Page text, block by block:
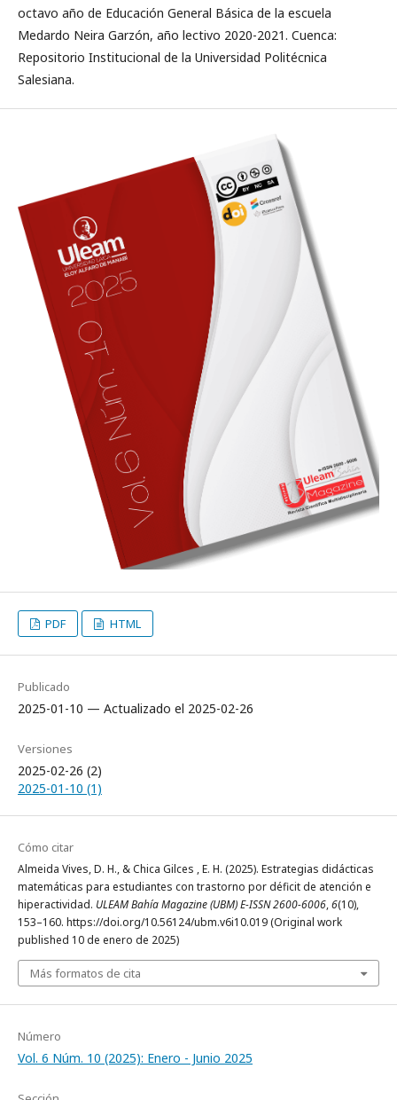
octavo año de Educación General Básica de la escuela
Medardo Neira Garzón, año lectivo 2020-2021. Cuenca:
Repositorio Institucional de la Universidad Politécnica
Salesiana.
PDF HTML
Publicado
2025-01-10 — Actualizado el 2025-02-26
Versiones
2025-02-26 (2)
2025-01-10 (1)
Cómo citar
Almeida Vives, D. H., & Chica Gilces , E. H. (2025). Estrategias didácticas
matemáticas para estudiantes con trastorno por déficit de atención e
hiperactividad. ULEAM Bahía Magazine (UBM) E-ISSN 2600-6006,6(10),
153–160. https://doi.org/10.56124/ubm.v6i10.019 (Original work
published 10 de enero de 2025)
Más formatos de cita
Número
Vol. 6 Núm. 10 (2025): Enero - Junio 2025